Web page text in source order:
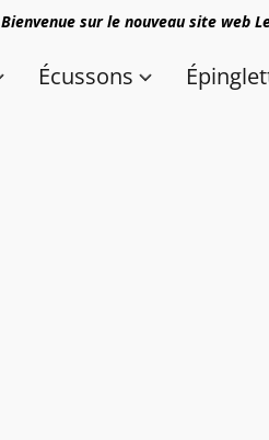
Bienvenue sur le nouveau site web
Écussons